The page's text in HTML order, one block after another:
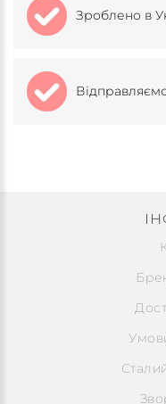
Зроблено в